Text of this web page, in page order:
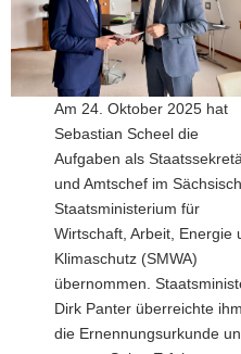
N
v
Am 24. Oktober 2025 hat
Sebastian Scheel die
Aufgaben als
und Amtschef im
Staatsministerium für
Wirtschaft, Arbeit, Energie
Klimaschutz (SMWA)
übernommen.
Dirk Panter überreichte ihm
die Ernennungsurkunde